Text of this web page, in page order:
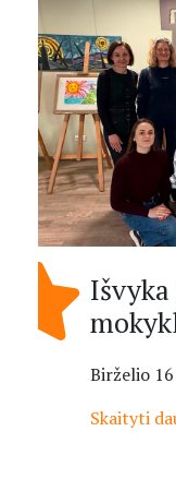
Birželio 16
Skaityti